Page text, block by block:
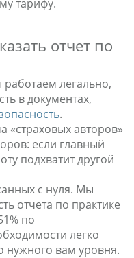
тарифу.
отчет по
легально,
в документах,
.
«страховых авторов»
если главный
подхватит другой
с нуля. Мы
отчета по практике
по
легко
нужного вам уровня.